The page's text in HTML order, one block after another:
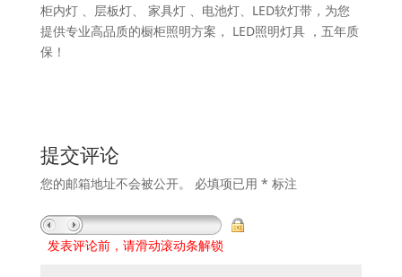
柜内灯 、层板灯、 家具灯 、电池灯、LED软灯带，为您
提供专业高品质的橱柜照明方案， LED照明灯具 ，五年质
保！
提交评论
您的邮箱地址不会被公开。 必填项已用 * 标注
发表评论前，请滑动滚动条解锁